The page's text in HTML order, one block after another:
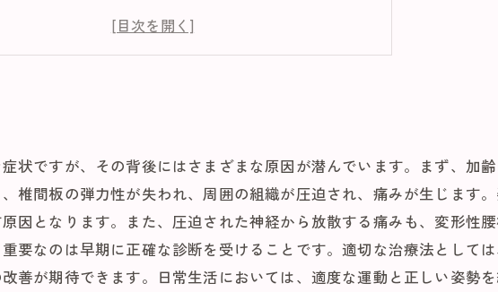
管理：変形性腰椎症を乗り越えるためのステップ
対策：快適な生活を取り戻すためにできること
見据えて：変形性腰椎症と共に生きる方法
状ですが、その背後にはさまざまな原因が潜んでいます。まず、加
椎間板の弾力性が失われ、周囲の組織が圧迫され、痛みが生じます
因となります。また、圧迫された神経から放散する痛みも、変形性
要なのは早期に正確な診断を受けることです。適切な治療法として
善が期待できます。日常生活においては、適度な運動と正しい姿勢